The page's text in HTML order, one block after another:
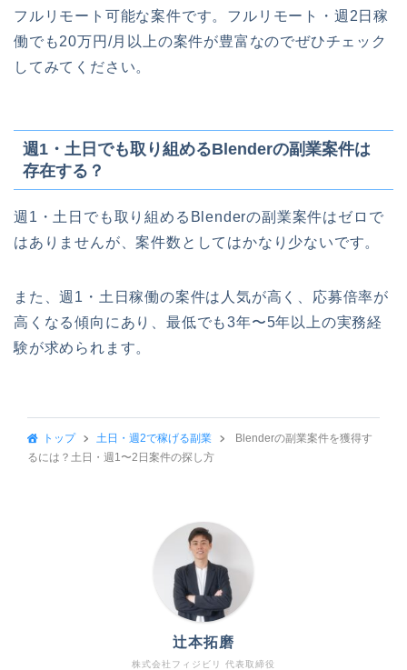
フルリモート可能な案件です。フルリモート・週2日稼
働でも20万円/月以上の案件が豊富なのでぜひチェック
してみてください。
週1・土日でも取り組めるBlenderの副業案件は
存在する？
週1・土日でも取り組めるBlenderの副業案件はゼロで
はありませんが、案件数としてはかなり少ないです。
また、週1・土日稼働の案件は人気が高く、応募倍率が
高くなる傾向にあり、最低でも3年〜5年以上の実務経
験が求められます。
トップ 土日・週2で稼げる副業
Blenderの副業案件を獲得す
るには？土日・週1〜2日案件の探し方
株式会社フィジビリ 代表取締役
辻本拓磨